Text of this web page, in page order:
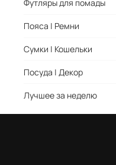
Футляры для помады
Пояса | Ремни
Сумки | Кошельки
Посуда | Декор
Лучшее за неделю